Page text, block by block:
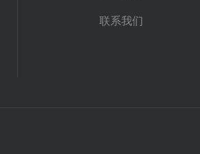
联系我们